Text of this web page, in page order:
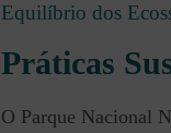
Equilíbrio dos
Práticas
O Parque Nacional